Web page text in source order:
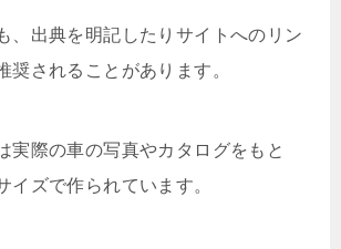
、出典を明記したりサイトへのリン
奨されることがあります。
実際の車の写真やカタログをもと
イズで作られています。